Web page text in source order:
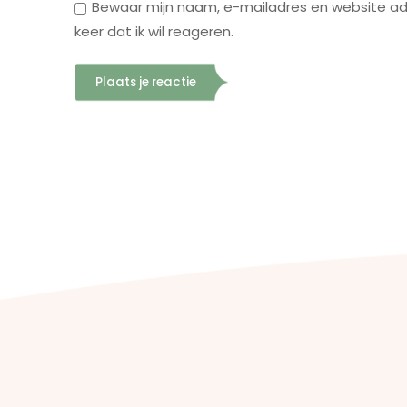
Bewaar mijn naam, e-mailadres en website
keer dat ik wil reageren.